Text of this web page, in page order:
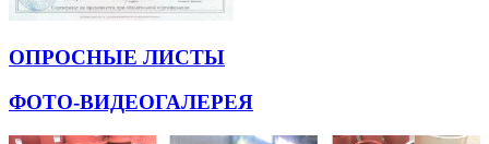
ОПРОСНЫЕ ЛИСТЫ
ФОТО-ВИДЕОГАЛЕРЕЯ